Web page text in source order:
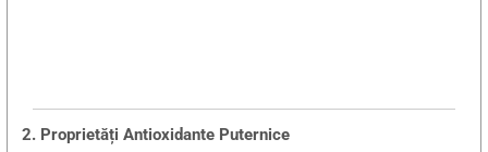
2. Proprietăți Antioxidante Puternice